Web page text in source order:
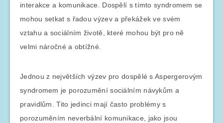
interakce a komunikace. Dospělí s tímto syndromem se
mohou setkat s řadou výzev a překážek ve svém
vztahu a sociálním životě, které mohou být pro ně
velmi náročné a obtížné.
Jednou z největších výzev pro dospělé s Aspergerovým
syndromem je porozumění sociálním návykům a
pravidlům. Tito jedinci mají často problémy s
porozuměním neverbální komunikace, jako jsou